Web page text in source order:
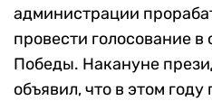
администрации
провести голосование
Победы. Накануне
объявил, что в этом